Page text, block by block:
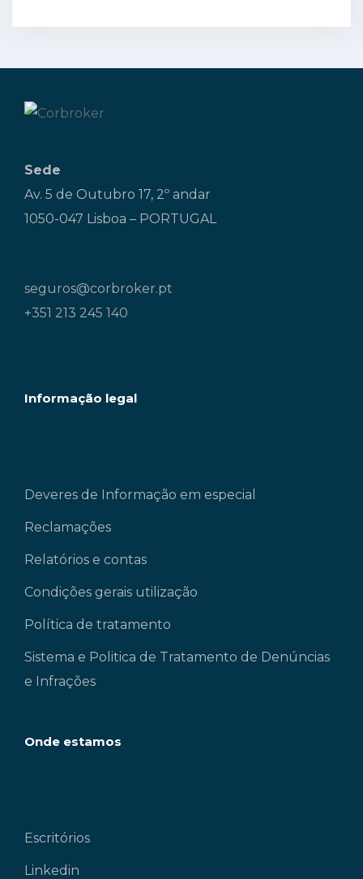
Sede
Av. 5 de Outubro 17, 2º andar
1050-047 Lisboa – PORTUGAL
seguros@corbroker.pt
+351 213 245 140
Informação legal
Deveres de Informação em especial
Reclamações
Relatórios e contas
Condições gerais utilização
Política de tratamento
Sistema e Politica de Tratamento de Denúncias
e Infrações
Onde estamos
Escritórios
Linkedin